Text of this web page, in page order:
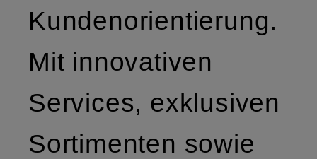
Kundenorientierung.
Mit innovativen
Services, exklusiven
Sortimenten sowie